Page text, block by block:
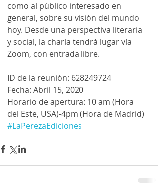
como al público interesado en
general, sobre su visión del mundo
hoy. Desde una perspectiva literaria
y social, la charla tendrá lugar vía
Zoom, con entrada libre.
ID de la reunión: 628249724
Fecha: Abril 15, 2020
Horario de apertura: 10 am (Hora
del Este, USA)-4pm (Hora de Madrid)
#LaPerezaEdiciones